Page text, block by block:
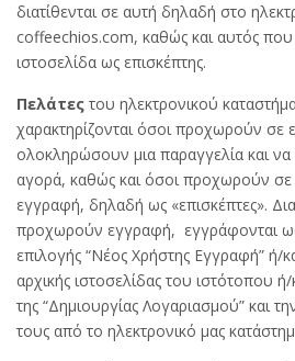
διατίθενται σε αυτή δηλαδή στο
coffeechios.com, καθώς και αυτός που
ιστοσελίδα ως επισκέπτης.
Πελάτες του ηλεκτρονικού
χαρακτηρίζονται όσοι προχωρούν σε
ολοκληρώσουν μια παραγγελία και
αγορά, καθώς και όσοι προχωρούν σε
εγγραφή, δηλαδή ως «επισκέπτες».
προχωρούν εγγραφή, εγγράφονται
επιλογής “Νέος Χρήστης Εγγραφή” ή/
αρχικής ιστοσελίδας του ιστότοπου
της “Δημιουργίας Λογαριασμού” και
τους από το ηλεκτρονικό μας